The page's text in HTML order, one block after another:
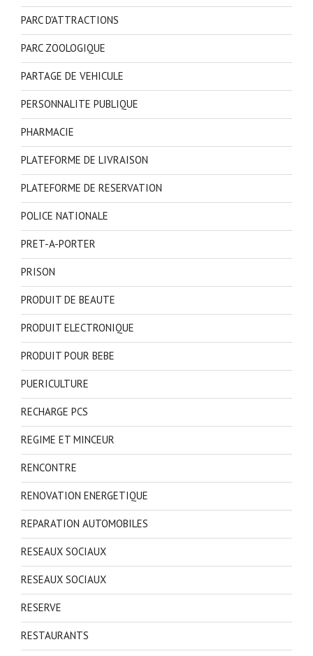
PARC D'ATTRACTIONS
PARC ZOOLOGIQUE
PARTAGE DE VEHICULE
PERSONNALITE PUBLIQUE
PHARMACIE
PLATEFORME DE LIVRAISON
PLATEFORME DE RESERVATION
POLICE NATIONALE
PRET-A-PORTER
PRISON
PRODUIT DE BEAUTE
PRODUIT ELECTRONIQUE
PRODUIT POUR BEBE
PUERICULTURE
RECHARGE PCS
REGIME ET MINCEUR
RENCONTRE
RENOVATION ENERGETIQUE
REPARATION AUTOMOBILES
RESEAUX SOCIAUX
RESEAUX SOCIAUX
RESERVE
RESTAURANTS